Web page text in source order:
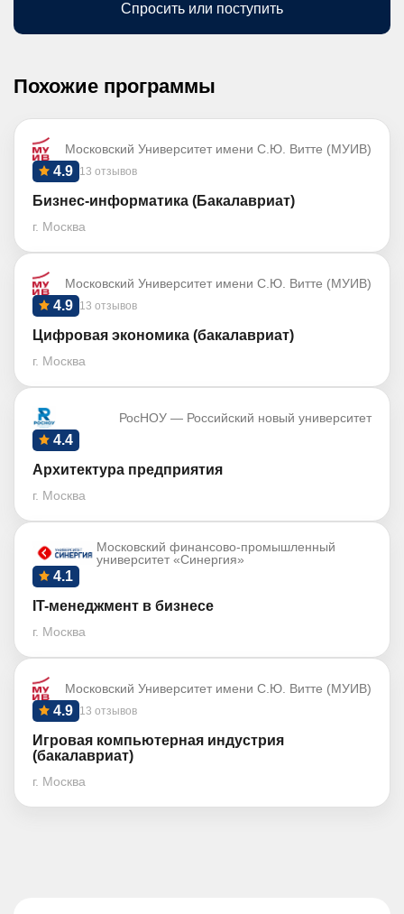
Спросить или поступить
Похожие программы
Московский Университет имени С.Ю. Витте (МУИВ)
13 отзывов
4.9
Бизнес-информатика (Бакалавриат)
г. Москва
Московский Университет имени С.Ю. Витте (МУИВ)
13 отзывов
4.9
Цифровая экономика (бакалавриат)
г. Москва
РосНОУ — Российский новый университет
4.4
Архитектура предприятия
г. Москва
Московский финансово-промышленный
университет «Синергия»
4.1
IT-менеджмент в бизнесе
г. Москва
Московский Университет имени С.Ю. Витте (МУИВ)
13 отзывов
4.9
Игровая компьютерная индустрия
(бакалавриат)
г. Москва